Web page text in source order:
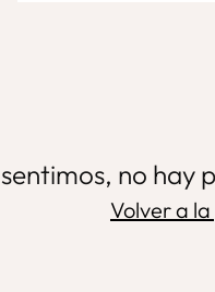
no hay
Volver a